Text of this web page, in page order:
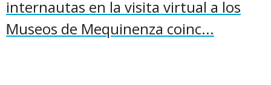
internautas en la visita virtual a los
Museos de Mequinenza coinc...